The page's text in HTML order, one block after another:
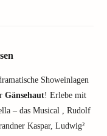
Showeinlagen
Gänsehaut! Erlebe mit
– das Musical , Rudolf
Kaspar, Ludwig²